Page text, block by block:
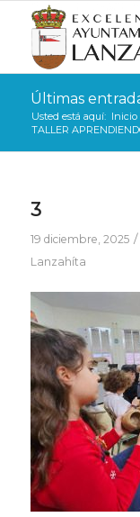
Últimas
Usted está aquí: Inicio
TALLER
3
19 diciembre, 2025 /
Lanzahíta